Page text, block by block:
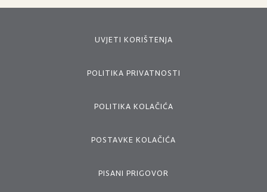
UVJETI KORIŠTENJA
POLITIKA PRIVATNOSTI
POLITIKA KOLAČIĆA
POSTAVKE KOLAČIĆA
PISANI PRIGOVOR